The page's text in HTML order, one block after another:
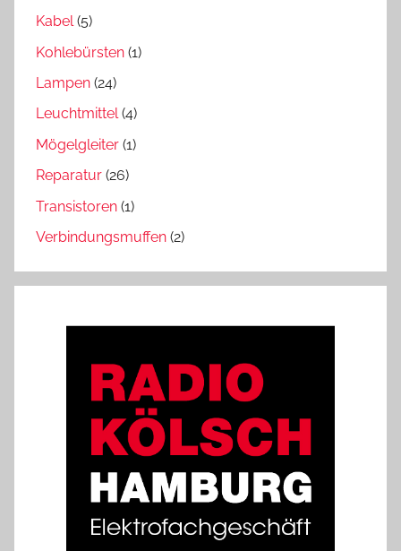
Kabel(5)
Kohlebürsten (1)
Lampen (24)
Leuchtmittel(4)
Mögelgleiter (1)
Reparatur (26)
Transistoren (1)
Verbindungsmuffen (2)